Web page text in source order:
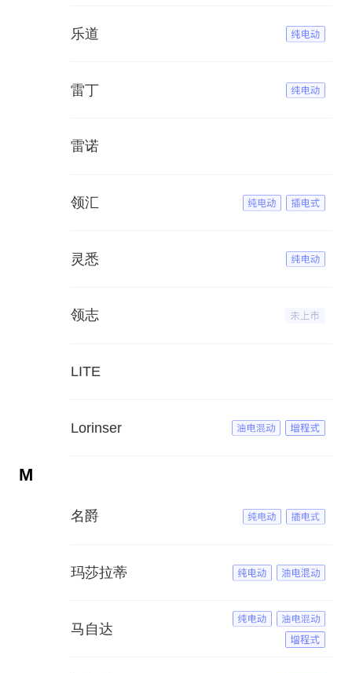
乐道
雷丁
雷诺
领汇
灵悉
领志
LITE
Lorinser
M
名爵
玛莎拉蒂
马自达